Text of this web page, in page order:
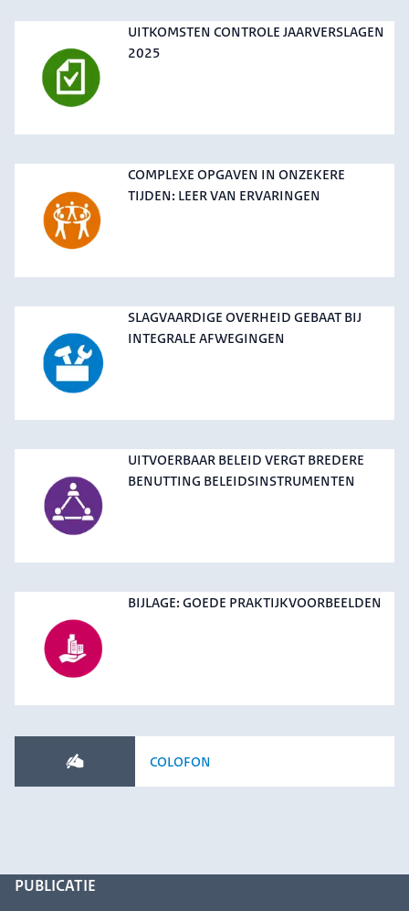
UITKOMSTEN CONTROLE JAARVERSLAGEN
2025
COMPLEXE OPGAVEN IN ONZEKERE
TIJDEN: LEER VAN ERVARINGEN
SLAGVAARDIGE OVERHEID GEBAAT BIJ
INTEGRALE AFWEGINGEN
UITVOERBAAR BELEID VERGT BREDERE
BENUTTING BELEIDSINSTRUMENTEN
BIJLAGE: GOEDE PRAKTIJKVOORBEELDEN
COLOFON
PUBLICATIE